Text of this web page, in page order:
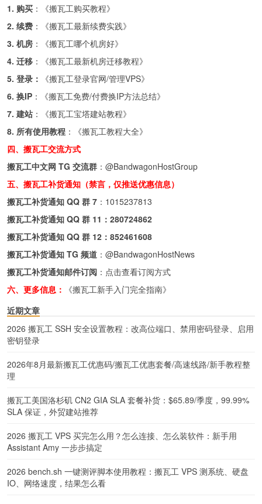
1. 购买 ：《搬瓦工购买教程》
2. 续费 ：《搬瓦工最新续费实践》
3. 机房 ：《搬瓦工哪个机房好》
4. 迁移 ：《搬瓦工最新机房迁移教程》
5. 登录：
《搬瓦工登录官网/管理VPS》
6. 换IP ：《搬瓦工免费/付费换IP方法总结》
7. 建站 ：《搬瓦工宝塔建站教程》
8. 所有使用教程 ：《搬瓦工教程大全》
四、搬瓦工交流方式
搬瓦工中文网 TG 交流群 ： @BandwagonHostGroup
五、搬瓦工补货通知（禁言，仅推送优惠信息）
搬瓦工补货通知 QQ 群 7 ： 1015237813
搬瓦工补货通知 QQ 群 11： 280724862
搬瓦工补货通知 QQ 群 12： 852461608
搬瓦工补货通知 TG 频道 ： @BandwagonHostNews
搬瓦工补货通知邮件订阅 ： 点击查看订阅方式
六、更多信息：
《搬瓦工新手入门完全指南》
近期文章
2026 搬瓦工 SSH 安全设置教程：改高位端口、禁用密码登录、启用
密钥登录
2026年8月最新搬瓦工优惠码/搬瓦工优惠套餐/高速线路/新手教程整
理
搬瓦工美国洛杉矶 CN2 GIA SLA 套餐补货：$65.89/季度，99.99%
SLA 保证，外贸建站推荐
2026 搬瓦工 VPS 买完怎么用？怎么连接、怎么装软件：新手用
Assistant Amy 一步步搞定
2026 bench.sh 一键测评脚本使用教程：搬瓦工 VPS 测系统、硬盘
IO、网络速度，结果怎么看